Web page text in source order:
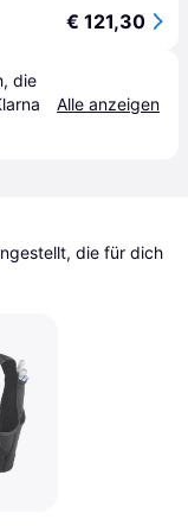
€ 121,30
die
Alle anzeigen
die für dich